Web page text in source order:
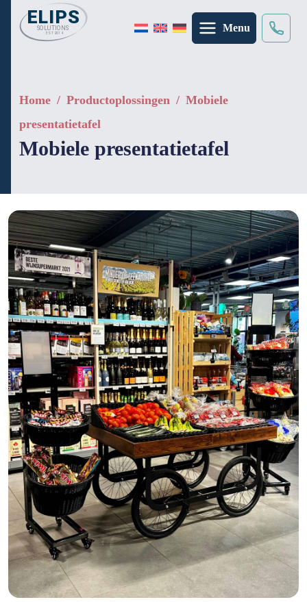
Menu
Home / Productoplossingen / Mobiele
presentatietafel
Mobiele presentatietafel